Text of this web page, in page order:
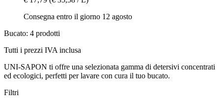
Consegna entro il giorno 12 agosto
Bucato: 4 prodotti
Tutti i prezzi IVA inclusa
UNI-SAPON ti offre una selezionata gamma di detersivi concentrati
ed ecologici, perfetti per lavare con cura il tuo bucato.
Filtri